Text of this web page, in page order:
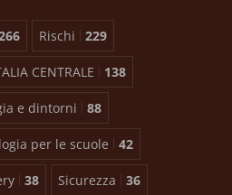
Rischi 229
CENTRALE 138
e dintorni 88
per le scuole 42
38 Sicurezza 36